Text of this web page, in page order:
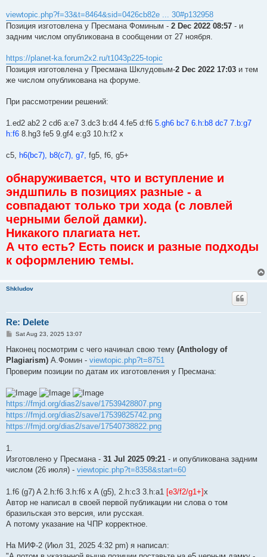
viewtopic.php?f=33&t=8464&sid=0426cb82e ... 30#p132958
Позиция изготовлена у Пресмана Фоминым - 2 Dec 2022 08:57 - и
задним числом опубликована в сообщении от 27 ноября.
https://planet-ka.forum2x2.ru/t1043p225-topic
Позиция изготовлена у Пресмана Шклудовым-2 Dec 2022 17:03 и тем
же числом опубликована на форуме.
При рассмотрении решений:
1.ed2 ab2 2 cd6 a:e7 3.dc3 b:d4 4.fe5 d:f6 5.gh6 bc7 6.h:b8 dc7 7.b:g7
h:f6 8.hg3 fe5 9.gf4 e:g3 10.h:f2 x
с5, h6(bc7), b8(c7), g7, fg5, f6, g5+
обнаруживается, что и вступление и
эндшпиль в позициях разные - а
совпадают только три хода (с ловлей
черными белой дамки).
Никакого плагиата нет.
А что есть? Есть поиск и разные подходы
к оформлению темы.
Shkludov
Re: Delete
P
s
Sat Aug 23, 2025 13:07
Наконец посмотрим с чего начинал свою тему (Anthology of
Plagiarism) А.Фомин - viewtopic.php?t=8751
Проверим позиции по датам их изготовления у Пресмана:
https://fmjd.org/dias2/save/17539428807.png
https://fmjd.org/dias2/save/17539825742.png
https://fmjd.org/dias2/save/17540738822.png
1.
Изготовлено у Пресмана - 31 Jul 2025 09:21 - и опубликована задним
числом (26 июля) - viewtopic.php?t=8358&start=60
1.f6 (g7) A 2.h:f6 3.h:f6 x A (g5), 2.h:c3 3.h:a1 [e3/f2/g1+]x
Автор не написал в своей первой публикации ни слова о том
бразильская это версия, или русская.
А потому указание на ЧПР корректное.
На МИФ-2 (Июл 31, 2025 4:32 pm) я написал: